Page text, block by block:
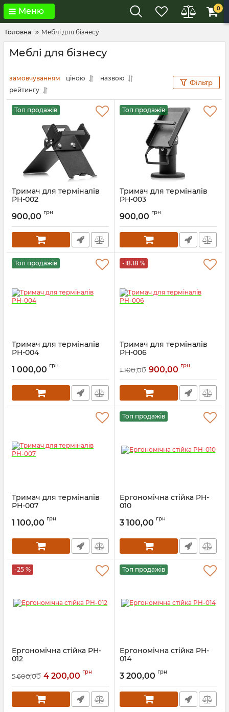
Меню 0
Головна Меблі для бізнесу
Меблі для бізнесу
замовчуванням ціною
назвою
рейтингу
Фільтр
Топ продажів
Тримач для терміналів
РН-002
900,00 грн
Топ продажів
Тримач для терміналів
РН-003
900,00 грн
Топ продажів
Тримач для терміналів
РН-004
1 000,00 грн
-18.18 %
Тримач для терміналів
РН-006
1 100,00 900,00 грн
Тримач для терміналів
РН-007
1 100,00 грн
Топ продажів
Ергономічна стійка PH-
010
3 100,00 грн
-25 %
Ергономічна стійка PH-
012
5 600,00 4 200,00 грн
Топ продажів
Ергономічна стійка PH-
014
3 200,00 грн